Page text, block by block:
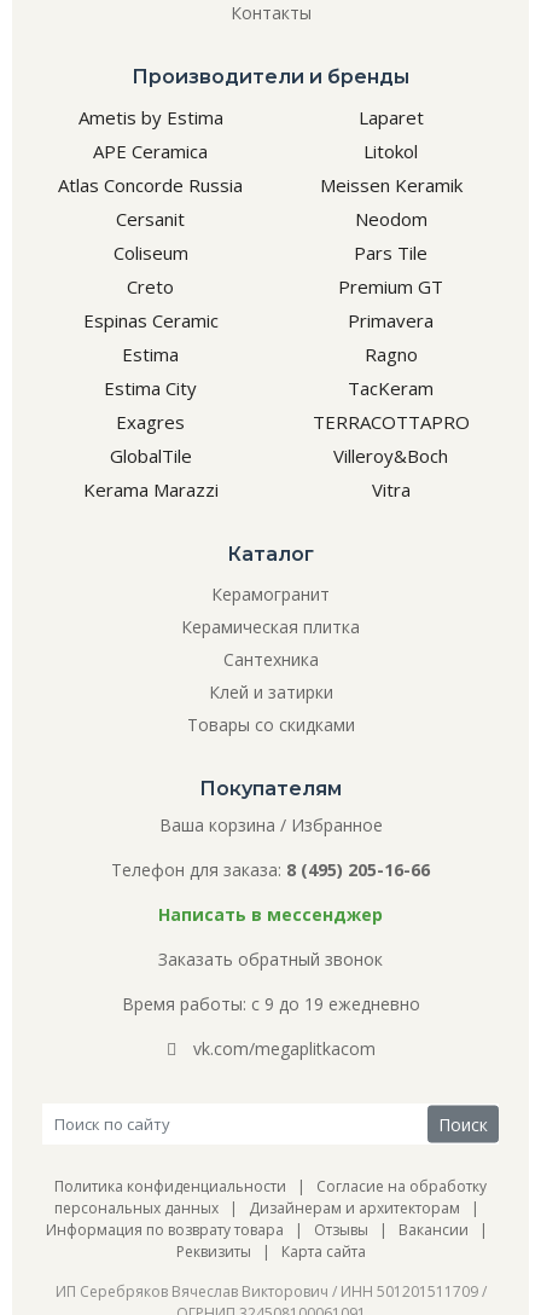
Контакты
Производители и бренды
Ametis by Estima
APE Ceramica
Atlas Concorde Russia
Cersanit
Coliseum
Creto
Espinas Ceramic
Estima
Estima City
Exagres
GlobalTile
Kerama Marazzi
Laparet
Litokol
Meissen Keramik
Neodom
Pars Tile
Premium GT
Primavera
Ragno
TacKeram
TERRACOTTAPRO
Villeroy&Boch
Vitra
Каталог
Керамогранит
Керамическая плитка
Сантехника
Клей и затирки
Товары со скидками
Покупателям
Ваша корзина / Избранное
Телефон для заказа: 8 (495) 205-16-66
Написать в мессенджер
Заказать обратный звонок
Время работы: с 9 до 19 ежедневно
vk.com/megaplitkacom
Политика конфиденциальности | Согласие на обработку
персональных данных | Дизайнерам и архитекторам |
Информация по возврату товара | Отзывы | Вакансии |
Реквизиты | Карта сайта
ИП Серебряков Вячеслав Викторович / ИНН 501201511709 /